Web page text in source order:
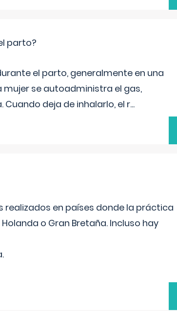
parto?
el parto, generalmente en una
mujer se autoadministra el gas,
deja de inhalarlo, el r...
realizados en países donde la práctica
o Gran Bretaña. Incluso hay